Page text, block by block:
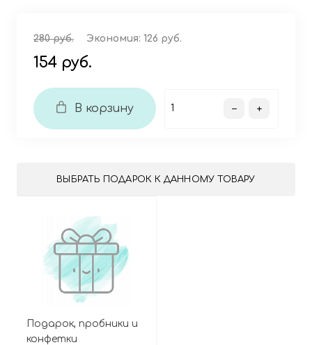
280 руб. Экономия: 126 руб.
154 руб.
В корзину
ВЫБРАТЬ ПОДАРОК К ДАННОМУ ТОВАРУ
Подарок, пробники и
конфетки